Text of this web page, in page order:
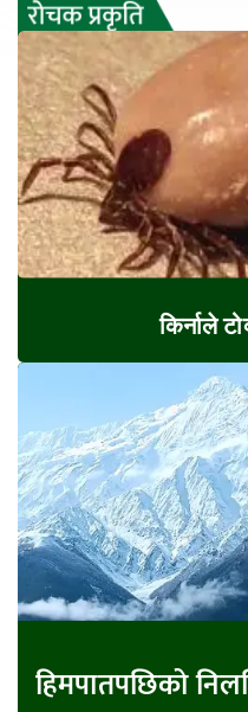
किर्नाले
हिमपातपछिको